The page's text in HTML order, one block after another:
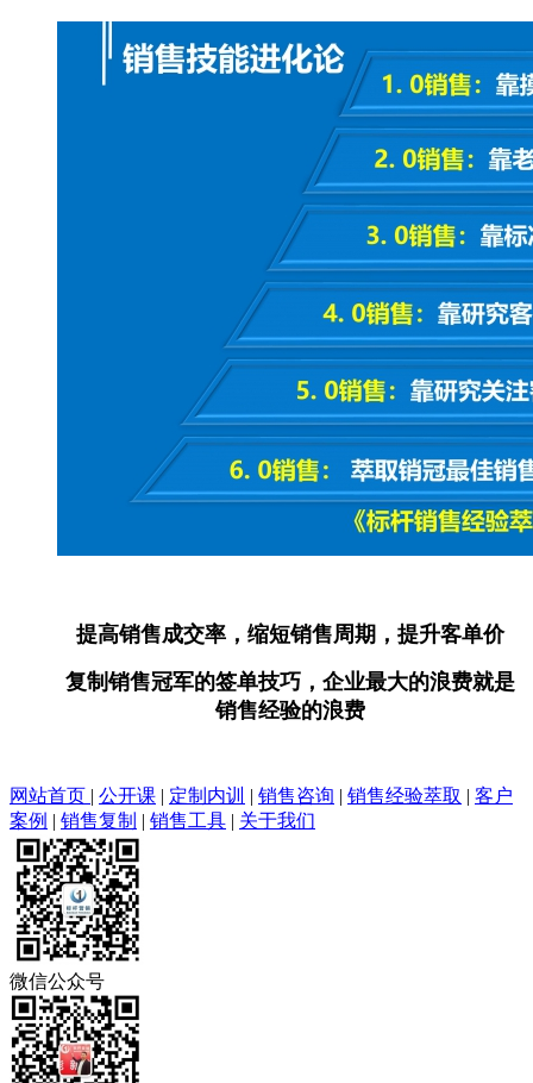
提高销售成交率，缩短销售周期，提升客单价
复制销售冠军的签单技巧，企业最大的浪费就是
销售经验的浪费
网站首页 | 公开课 | 定制内训 | 销售咨询 | 销售经验萃取 | 客户
案例 | 销售复制 | 销售工具 | 关于我们
微信公众号